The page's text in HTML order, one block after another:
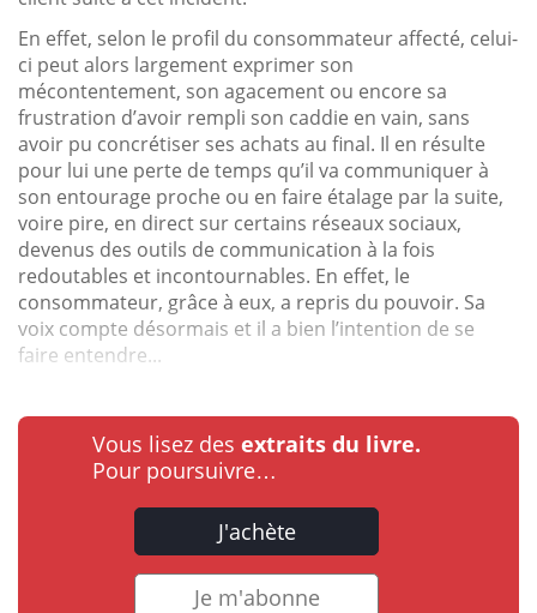
En effet, selon le profil du consommateur affecté, celui-
ci peut alors largement exprimer son
mécontentement, son agacement ou encore sa
frustration d’avoir rempli son caddie en vain, sans
avoir pu concrétiser ses achats au final. Il en résulte
pour lui une perte de temps qu’il va communiquer à
son entourage proche ou en faire étalage par la suite,
voire pire, en direct sur certains réseaux sociaux,
devenus des outils de communication à la fois
redoutables et incontournables. En effet, le
consommateur, grâce à eux, a repris du pouvoir. Sa
voix compte désormais et il a bien l’intention de se
faire entendre...
Vous lisez des extraits du livre.
Pour poursuivre…
J'achète
Je m'abonne